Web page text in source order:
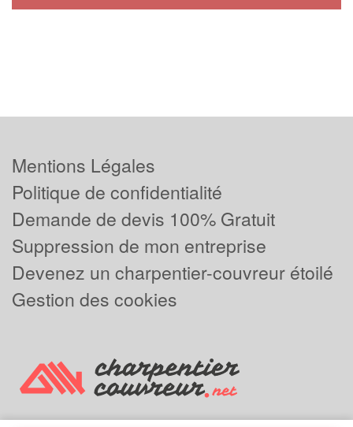
Mentions Légales
Politique de confidentialité
Demande de devis 100% Gratuit
Suppression de mon entreprise
Devenez un charpentier-couvreur étoilé
Gestion des cookies